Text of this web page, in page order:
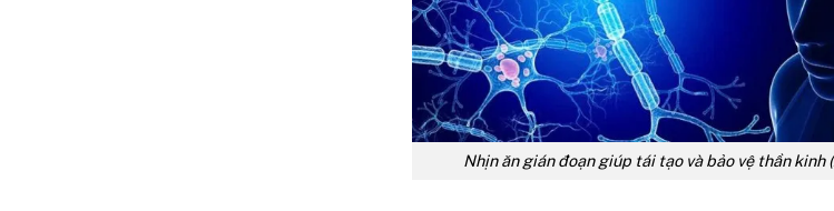
Nhịn ăn gián đoạn giúp tái tạo và bảo vệ thần kinh